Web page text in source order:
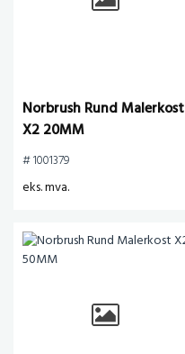
Norbrush Rund Malerkost
X2 20MM
# 1001379
eks. mva.